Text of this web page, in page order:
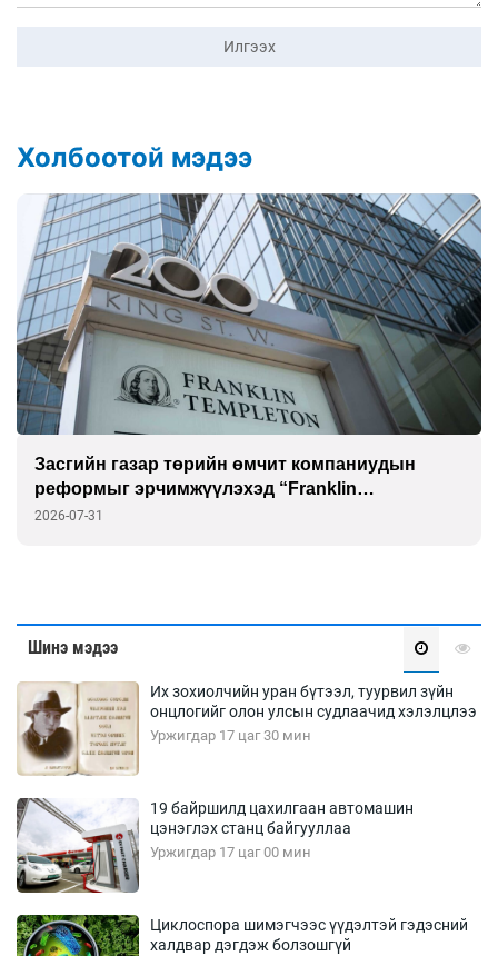
Илгээх
Холбоотой мэдээ
Засгийн газар төрийн өмчит компаниудын
реформыг эрчимжүүлэхэд “Franklin
Templeton”-той хамтарна
2026-07-31
Шинэ мэдээ
Их зохиолчийн уран бүтээл, туурвил зүйн
онцлогийг олон улсын судлаачид хэлэлцлээ
Уржигдар 17 цаг 30 мин
19 байршилд цахилгаан автомашин
цэнэглэх станц байгууллаа
Уржигдар 17 цаг 00 мин
Циклоспора шимэгчээс үүдэлтэй гэдэсний
халдвар дэгдэж болзошгүй